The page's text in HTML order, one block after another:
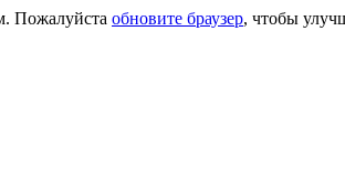
Пожалуйста обновите браузер, чтобы